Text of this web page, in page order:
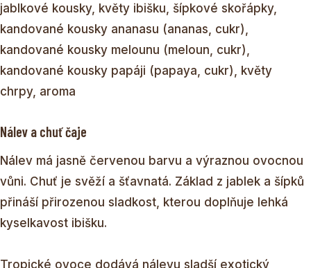
jablkové kousky, květy ibišku, šípkové skořápky,
kandované kousky ananasu (ananas, cukr),
kandované kousky melounu (meloun, cukr),
kandované kousky papáji (papaya, cukr), květy
chrpy, aroma
Nálev a chuť čaje
Nálev má jasně červenou barvu a výraznou ovocnou
vůni. Chuť je svěží a šťavnatá. Základ z jablek a šípků
přináší přirozenou sladkost, kterou doplňuje lehká
kyselkavost ibišku.
Tropické ovoce dodává nálevu sladší exotický